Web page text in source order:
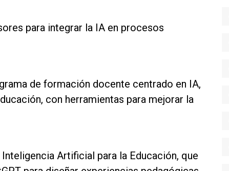
para integrar la IA en procesos
de formación docente centrado en IA,
con herramientas para mejorar la
Artificial para la Educación, que